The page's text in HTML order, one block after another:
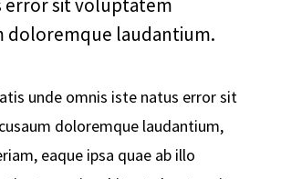
doloremque laudantium.
unde omnis iste natus error sit
doloremque laudantium,
eaque ipsa quae ab illo